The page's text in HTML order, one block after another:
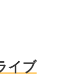
イブ